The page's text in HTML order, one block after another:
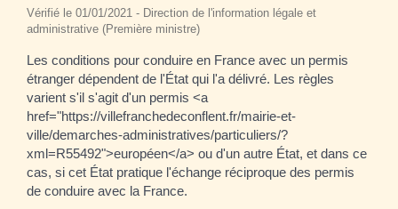
Vérifié le 01/01/2021 - Direction de l'information légale et
administrative (Première ministre)
Les conditions pour conduire en France avec un permis
étranger dépendent de l'État qui l'a délivré. Les règles
varient s'il s'agit d'un permis <a
href="https://villefranchedeconflent.fr/mairie-et-
ville/demarches-administratives/particuliers/?
xml=R55492">européen</a> ou d'un autre État, et dans ce
cas, si cet État pratique l'échange réciproque des permis
de conduire avec la France.